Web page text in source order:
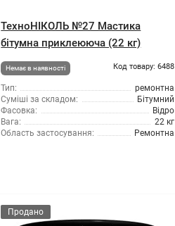
ТехноНІКОЛЬ №27 Мастика
бітумна приклеююча (22 кг)
Немає в наявності Код товару: 6488
Тип:
ремонтна
Суміші за складом:
Бітумний
Фасовка:
Відро
Вага:
22 кг
Область застосування:
Ремонтна
Продано